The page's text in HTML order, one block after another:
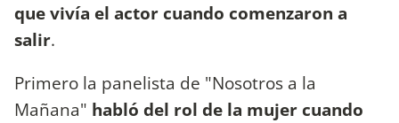
que vivía el actor cuando comenzaron a
salir.
Primero la panelista de "Nosotros a la
Mañana" habló del rol de la mujer cuando